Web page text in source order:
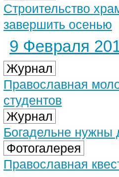
Строительство
завершить осенью
9 Февраля
Журнал
Православная
студентов
Журнал
Богадельне нужны
Фотогалерея
Православная